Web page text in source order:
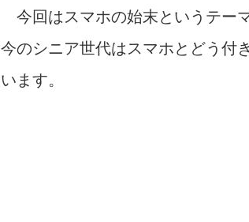
今回はスマホの始末というテー
今のシニア世代はスマホとどう付
います。